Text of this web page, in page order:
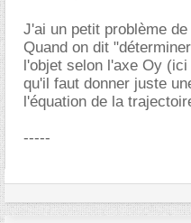
J'ai un petit problème
Quand on dit
l'objet selon l'axe Oy
qu'il faut donner juste
l'équation de la
-----